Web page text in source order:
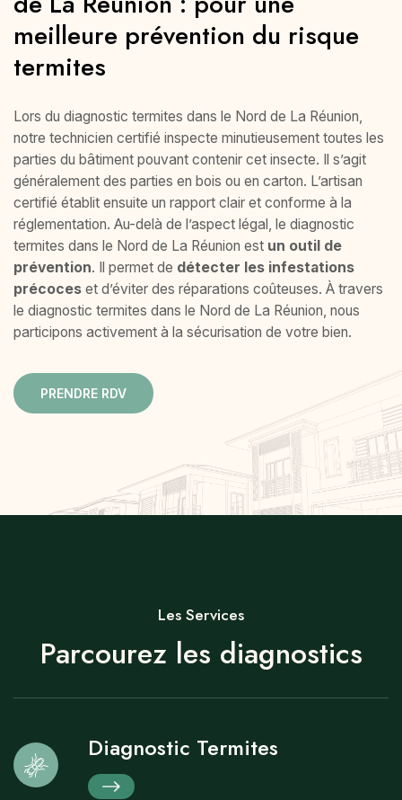
meilleure prévention du risque
termites
Lors du diagnostic termites dans le Nord de La Réunion,
notre technicien certifié inspecte minutieusement toutes les
parties du bâtiment pouvant contenir cet insecte. Il s’agit
généralement des parties en bois ou en carton. L’artisan
certifié établit ensuite un rapport clair et conforme à la
réglementation. Au-delà de l’aspect légal, le diagnostic
termites dans le Nord de La Réunion est un outil de
prévention. Il permet de détecter les infestations
précoces et d’éviter des réparations coûteuses. À travers
le diagnostic termites dans le Nord de La Réunion, nous
participons activement à la sécurisation de votre bien.
PRENDRE RDV
Les Services
Parcourez les diagnostics
Diagnostic Termites